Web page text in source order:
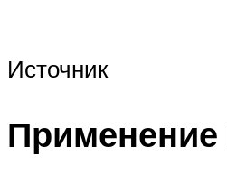
Источник
Применение